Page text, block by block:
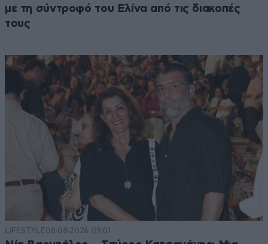
με τη σύντροφό του Ελίνα από τις διακοπές
τους
LIFESTYLE08·08·2026 09:01